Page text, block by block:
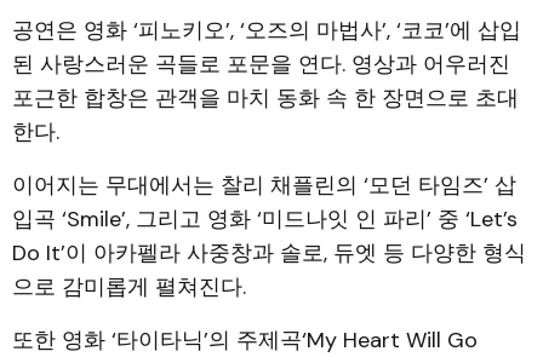
공연은 영화 ‘피노키오’, ‘오즈의 마법사’, ‘코코’에 삽입
된 사랑스러운 곡들로 포문을 연다. 영상과 어우러진
포근한 합창은 관객을 마치 동화 속 한 장면으로 초대
한다.
이어지는 무대에서는 찰리 채플린의 ‘모던 타임즈’ 삽
입곡 ‘Smile’, 그리고 영화 ‘미드나잇 인 파리’ 중 ‘Let’s
Do It’이 아카펠라 사중창과 솔로, 듀엣 등 다양한 형식
으로 감미롭게 펼쳐진다.
또한 영화 ‘타이타닉’의 주제곡‘My Heart Will Go